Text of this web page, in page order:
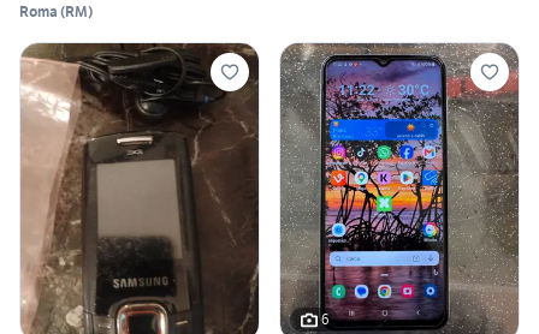
Roma (RM)
6